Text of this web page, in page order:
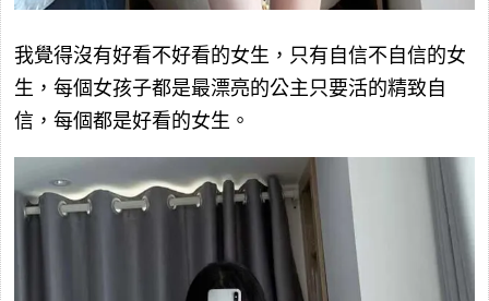
我覺得沒有好看不好看的女生，只有自信不自信的女
生，每個女孩子都是最漂亮的公主只要活的精致自
信，每個都是好看的女生。